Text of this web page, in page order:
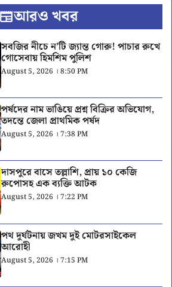
আরও খবর
সবজির নীচে ন’টি জ্যান্ত গোরু! পাচার রুখে
গোসেবায় হিমশিম পুলিশ
August 5, 2026 । 8:50 PM
পর্ষদের নাম ভাঙিয়ে প্রশ্ন বিক্রির অভিযোগ,
তদন্তে জেলা প্রাথমিক পর্ষদ
August 5, 2026 । 7:38 PM
দাসপুরে বাসে তল্লাশি, প্রায় ১০ কেজি
রুপোসহ এক ব্যক্তি আটক
August 5, 2026 । 7:22 PM
পথ দুর্ঘটনায় জখম দুই মোটরসাইকেল
আরোহী
August 5, 2026 । 7:15 PM